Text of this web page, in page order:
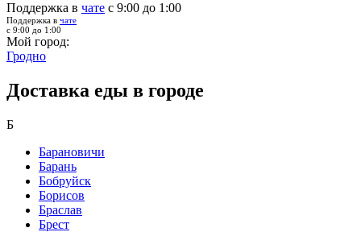
Поддержка в чате с 9:00 до 1:00
Поддержка в чате
с 9:00 до 1:00
Мой город:
Гродно
Доставка еды в городе
Б
Барановичи
Барань
Бобруйск
Борисов
Браслав
Брест